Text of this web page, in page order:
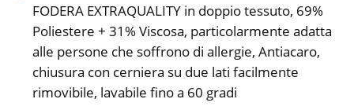
FODERA EXTRAQUALITY in doppio tessuto, 69%
Poliestere + 31% Viscosa, particolarmente adatta
alle persone che soffrono di allergie, Antiacaro,
chiusura con cerniera su due lati facilmente
rimovibile, lavabile fino a 60 gradi